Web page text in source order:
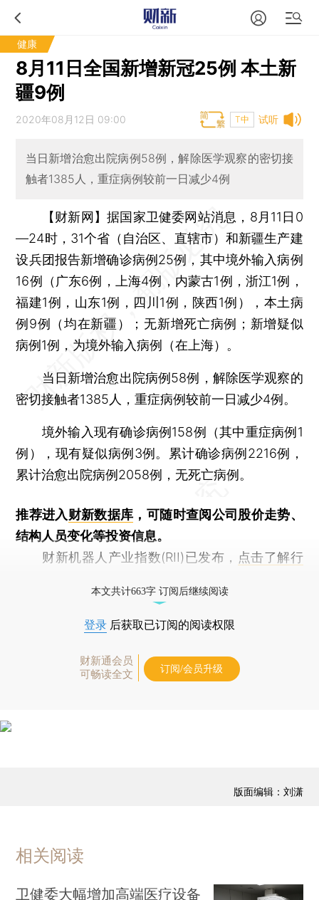
健康
8月11日全国新增新冠25例 本土新
疆9例
试听
2020年08月12日 09:00 T中
当日新增治愈出院病例58例，解除医学观察的密切接
触者1385人，重症病例较前一日减少4例
【财新网】据国家卫健委网站消息，8月11日0
—24时，31个省（自治区、直辖市）和新疆生产建
设兵团报告新增确诊病例25例，其中境外输入病例
16例（广东6例，上海4例，内蒙古1例，浙江1例，
福建1例，山东1例，四川1例，陕西1例），本土病
例9例（均在新疆）；无新增死亡病例；新增疑似
病例1例，为境外输入病例（在上海）。
当日新增治愈出院病例58例，解除医学观察的
密切接触者1385人，重症病例较前一日减少4例。
境外输入现有确诊病例158例（其中重症病例1
例），现有疑似病例3例。累计确诊病例2216例，
累计治愈出院病例2058例，无死亡病例。
推荐进入财新数据库 ，可随时查阅公司股价走势、
结构人员变化等投资信息。
财新机器人产业指数(RII)已发布， 点击了解行
本文共计663字 订阅后继续阅读
登录 后获取已订阅的阅读权限
财新通会员
可畅读全文
订阅/会员升级
版面编辑：刘潇
相关阅读
卫健委大幅增加高端医疗设备